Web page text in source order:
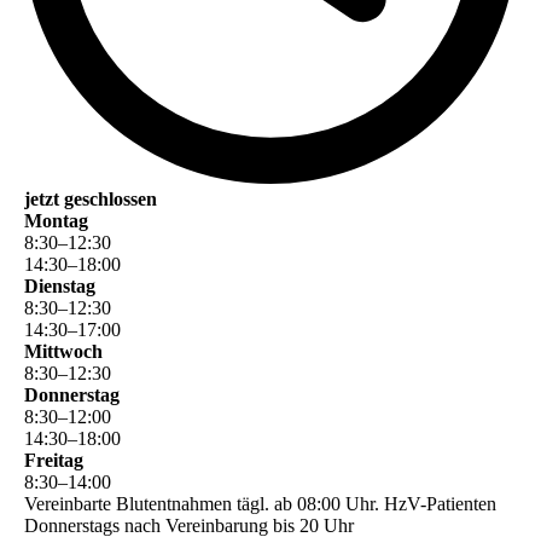
jetzt geschlossen
Montag
8:30–12:30
14:30–18:00
Dienstag
8:30–12:30
14:30–17:00
Mittwoch
8:30–12:30
Donnerstag
8:30–12:00
14:30–18:00
Freitag
8:30–14:00
Vereinbarte Blutentnahmen tägl. ab 08:00 Uhr. HzV-Patienten
Donnerstags nach Vereinbarung bis 20 Uhr